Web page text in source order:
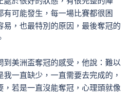
有可能發生，每一場比賽都很困
易，也最特別的原因，最後奪冠的
到美洲盃奪冠的感受，他說：難以
一直缺少，一直需要去完成的，
，若是一直沒能奪冠，心理頭就像